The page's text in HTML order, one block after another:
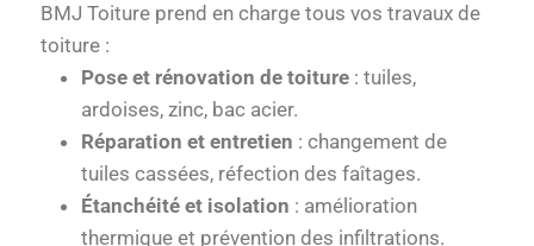
BMJ Toiture prend en charge tous vos travaux de
toiture :
Pose et rénovation de toiture : tuiles,
ardoises, zinc, bac acier.
Réparation et entretien : changement de
tuiles cassées, réfection des faîtages.
Étanchéité et isolation : amélioration
thermique et prévention des infiltrations.